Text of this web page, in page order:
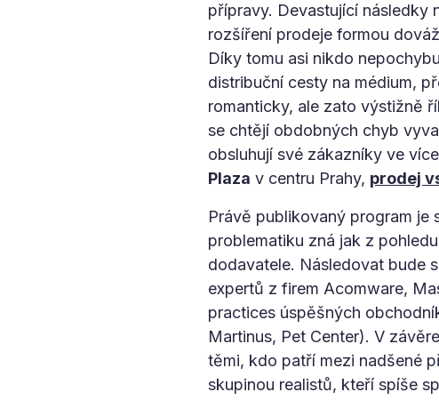
přípravy. Devastující
rozšíření prodeje formou
Díky tomu asi nikdo
distribuční cesty na médium,
romanticky, ale zato výstižně
se chtějí obdobných chyb
obsluhují své zákazníky ve
Plaza v centru Prahy, prodej
Právě publikovaný program
problematiku zná jak z
dodavatele. Následovat bude
expertů z firem Acomware,
practices úspěšných
Martinus, Pet Center). V
těmi, kdo patří mezi nadšené
skupinou realistů, kteří spíše